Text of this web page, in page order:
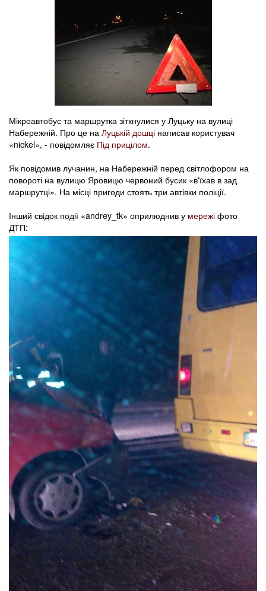
Мікроавтобус та маршрутка зіткнулися у Луцьку на вулиці
Набережній. Про це на Луцькій дошці написав користувач
«nickel», - повідомляє Під прицілом.
Як повідомив лучанин, на Набережній перед світлофором на
повороті на вулицю Яровицю червоний бусик «в'їхав в зад
маршрутці». На місці пригоди стоять три автівки поліції.
Інший свідок події «andrey_tk» оприлюднив у мережі фото
ДТП: